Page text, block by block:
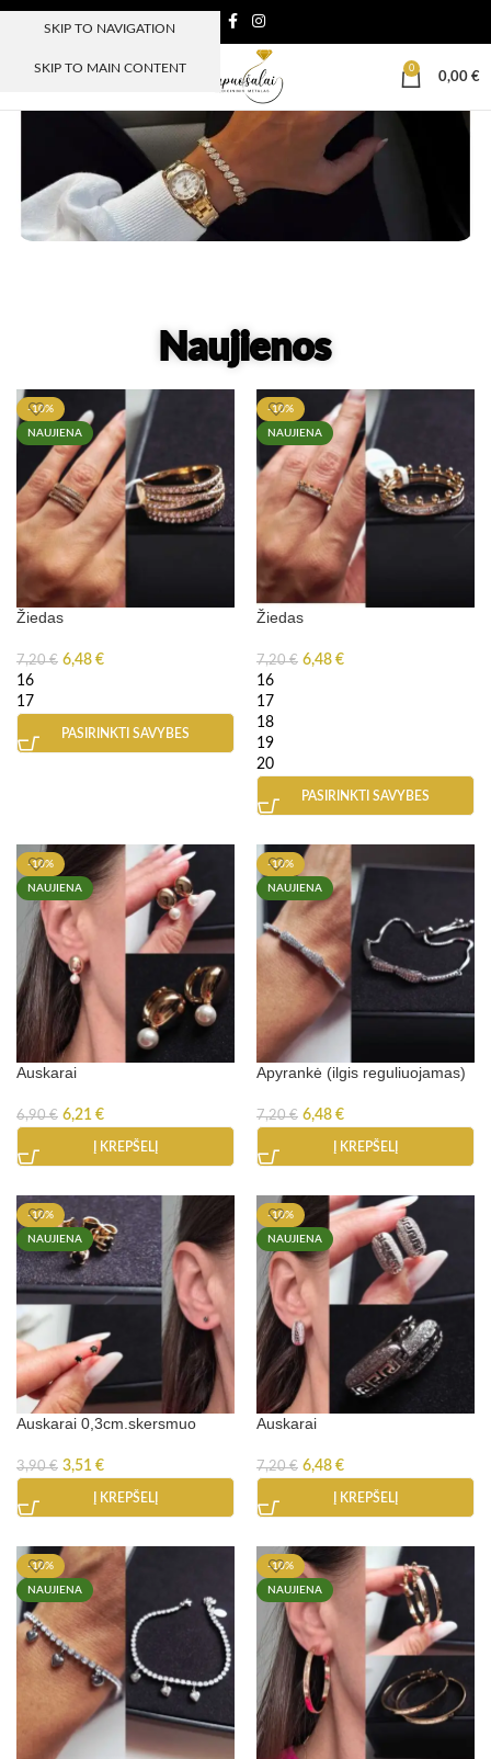
SKIP TO NAVIGATION
SKIP TO MAIN CONTENT
MENIU
0
0,00 €
Naujienos
-10%
NAUJIENA
Žiedas
7,20€ 6,48 €
16
17
PASIRINKTI SAVYBES
-10%
NAUJIENA
Žiedas
7,20€ 6,48 €
16
17
18
19
20
PASIRINKTI SAVYBES
-10%
NAUJIENA
Auskarai
6,90€ 6,21 €
Į KREPŠELĮ
-10%
NAUJIENA
Apyrankė (ilgis reguliuojamas)
7,20€ 6,48 €
Į KREPŠELĮ
-10%
NAUJIENA
Auskarai 0,3cm.skersmuo
3,90€ 3,51 €
Į KREPŠELĮ
-10%
NAUJIENA
Auskarai
7,20€ 6,48 €
Į KREPŠELĮ
-10%
NAUJIENA
-10%
NAUJIENA